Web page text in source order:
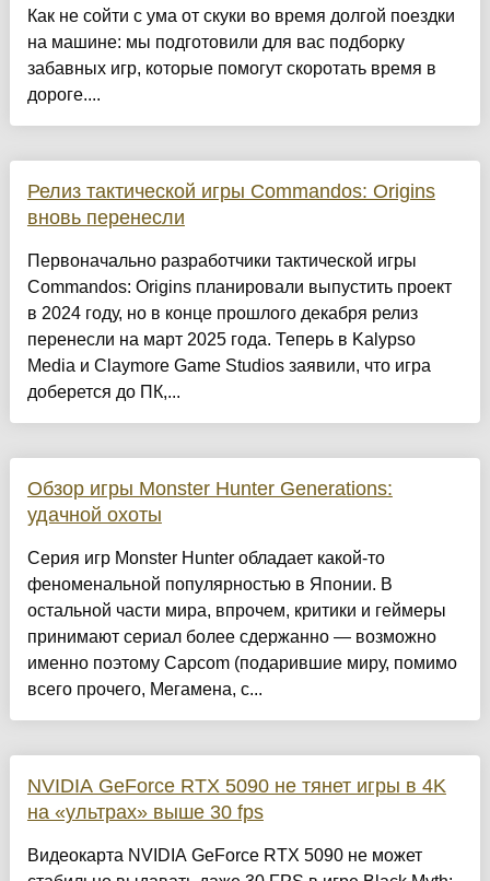
Как не сойти с ума от скуки во время долгой поездки
на машине: мы подготовили для вас подборку
забавных игр, которые помогут скоротать время в
дороге....
Релиз тактической игры Commandos: Origins
вновь перенесли
Первоначально разработчики тактической игры
Commandos: Origins планировали выпустить проект
в 2024 году, но в конце прошлого декабря релиз
перенесли на март 2025 года. Теперь в Kalypso
Media и Claymore Game Studios заявили, что игра
доберется до ПК,...
Обзор игры Monster Hunter Generations:
удачной охоты
Серия игр Monster Hunter обладает какой-то
феноменальной популярностью в Японии. В
остальной части мира, впрочем, критики и геймеры
принимают сериал более сдержанно — возможно
именно поэтому Capcom (подарившие миру, помимо
всего прочего, Мегамена, с...
NVIDIA GeForce RTX 5090 не тянет игры в 4K
на «ультрах» выше 30 fps
Видеокарта NVIDIA GeForce RTX 5090 не может